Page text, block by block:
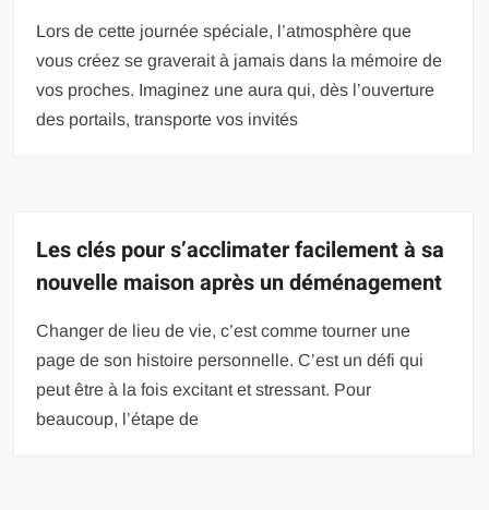
Lors de cette journée spéciale, l’atmosphère que
vous créez se graverait à jamais dans la mémoire de
vos proches. Imaginez une aura qui, dès l’ouverture
des portails, transporte vos invités
Les clés pour s’acclimater facilement à sa
nouvelle maison après un déménagement
Changer de lieu de vie, c’est comme tourner une
page de son histoire personnelle. C’est un défi qui
peut être à la fois excitant et stressant. Pour
beaucoup, l’étape de